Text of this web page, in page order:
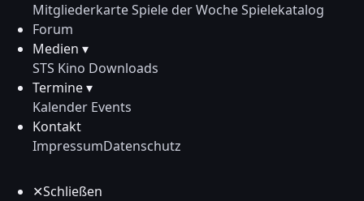
MitgliederkarteSpiele der WocheSpielekatalog
Forum
Medien ▾
STS Kino Downloads
Termine ▾
Kalender Events
Kontakt
ImpressumDatenschutz
✕Schließen